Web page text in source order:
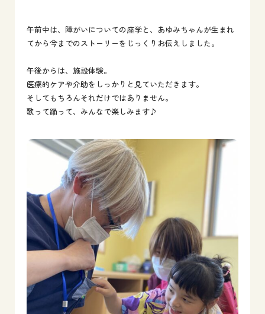
午前中は、障がいについての座学と、あゆみちゃんが生まれ
てから今までのストーリーをじっくりお伝えしました。
午後からは、施設体験。
医療的ケアや介助をしっかりと見ていただきます。
そしてもちろんそれだけではありません。
歌って踊って、みんなで楽しみます♪